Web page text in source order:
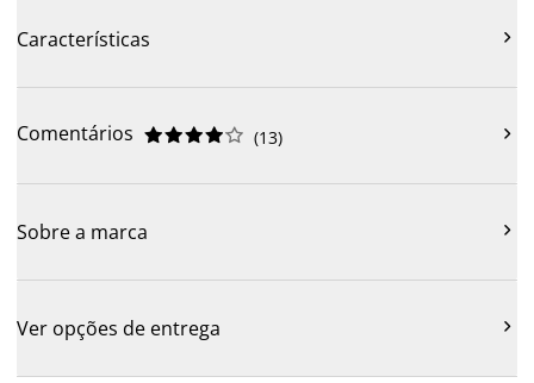
Características 
Comentários 




 (13) 
Sobre a marca 
Ver opções de entrega 